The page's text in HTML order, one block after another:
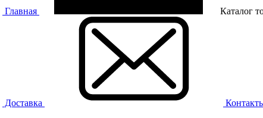
Главная Каталог
Доставка